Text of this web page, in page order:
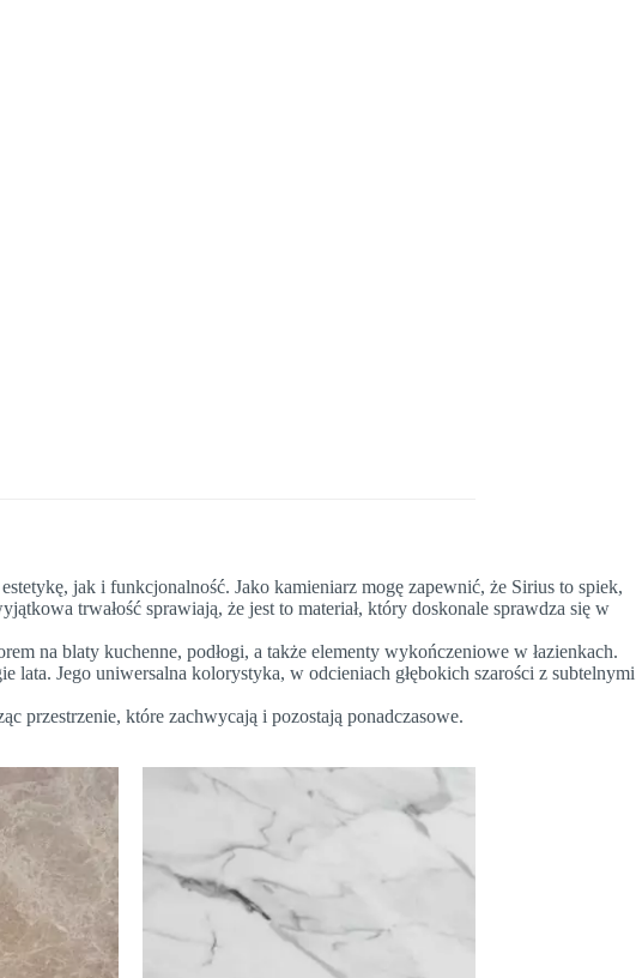
jak i funkcjonalność. Jako kamieniarz mogę zapewnić, że Sirius to spiek,
trwałość sprawiają, że jest to materiał, który doskonale sprawdza się w
na blaty kuchenne, podłogi, a także elementy wykończeniowe w łazienkach.
Jego uniwersalna kolorystyka, w odcieniach głębokich szarości z subtelnymi
przestrzenie, które zachwycają i pozostają ponadczasowe.